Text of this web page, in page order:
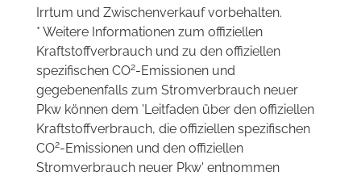
Irrtum und Zwischenverkauf vorbehalten.
* Weitere Informationen zum offiziellen
Kraftstoffverbrauch und zu den offiziellen
spezifischen CO2-Emissionen und
gegebenenfalls zum Stromverbrauch neuer
Pkw können dem 'Leitfaden über den offiziellen
Kraftstoffverbrauch, die offiziellen spezifischen
CO2-Emissionen und den offiziellen
Stromverbrauch neuer Pkw' entnommen